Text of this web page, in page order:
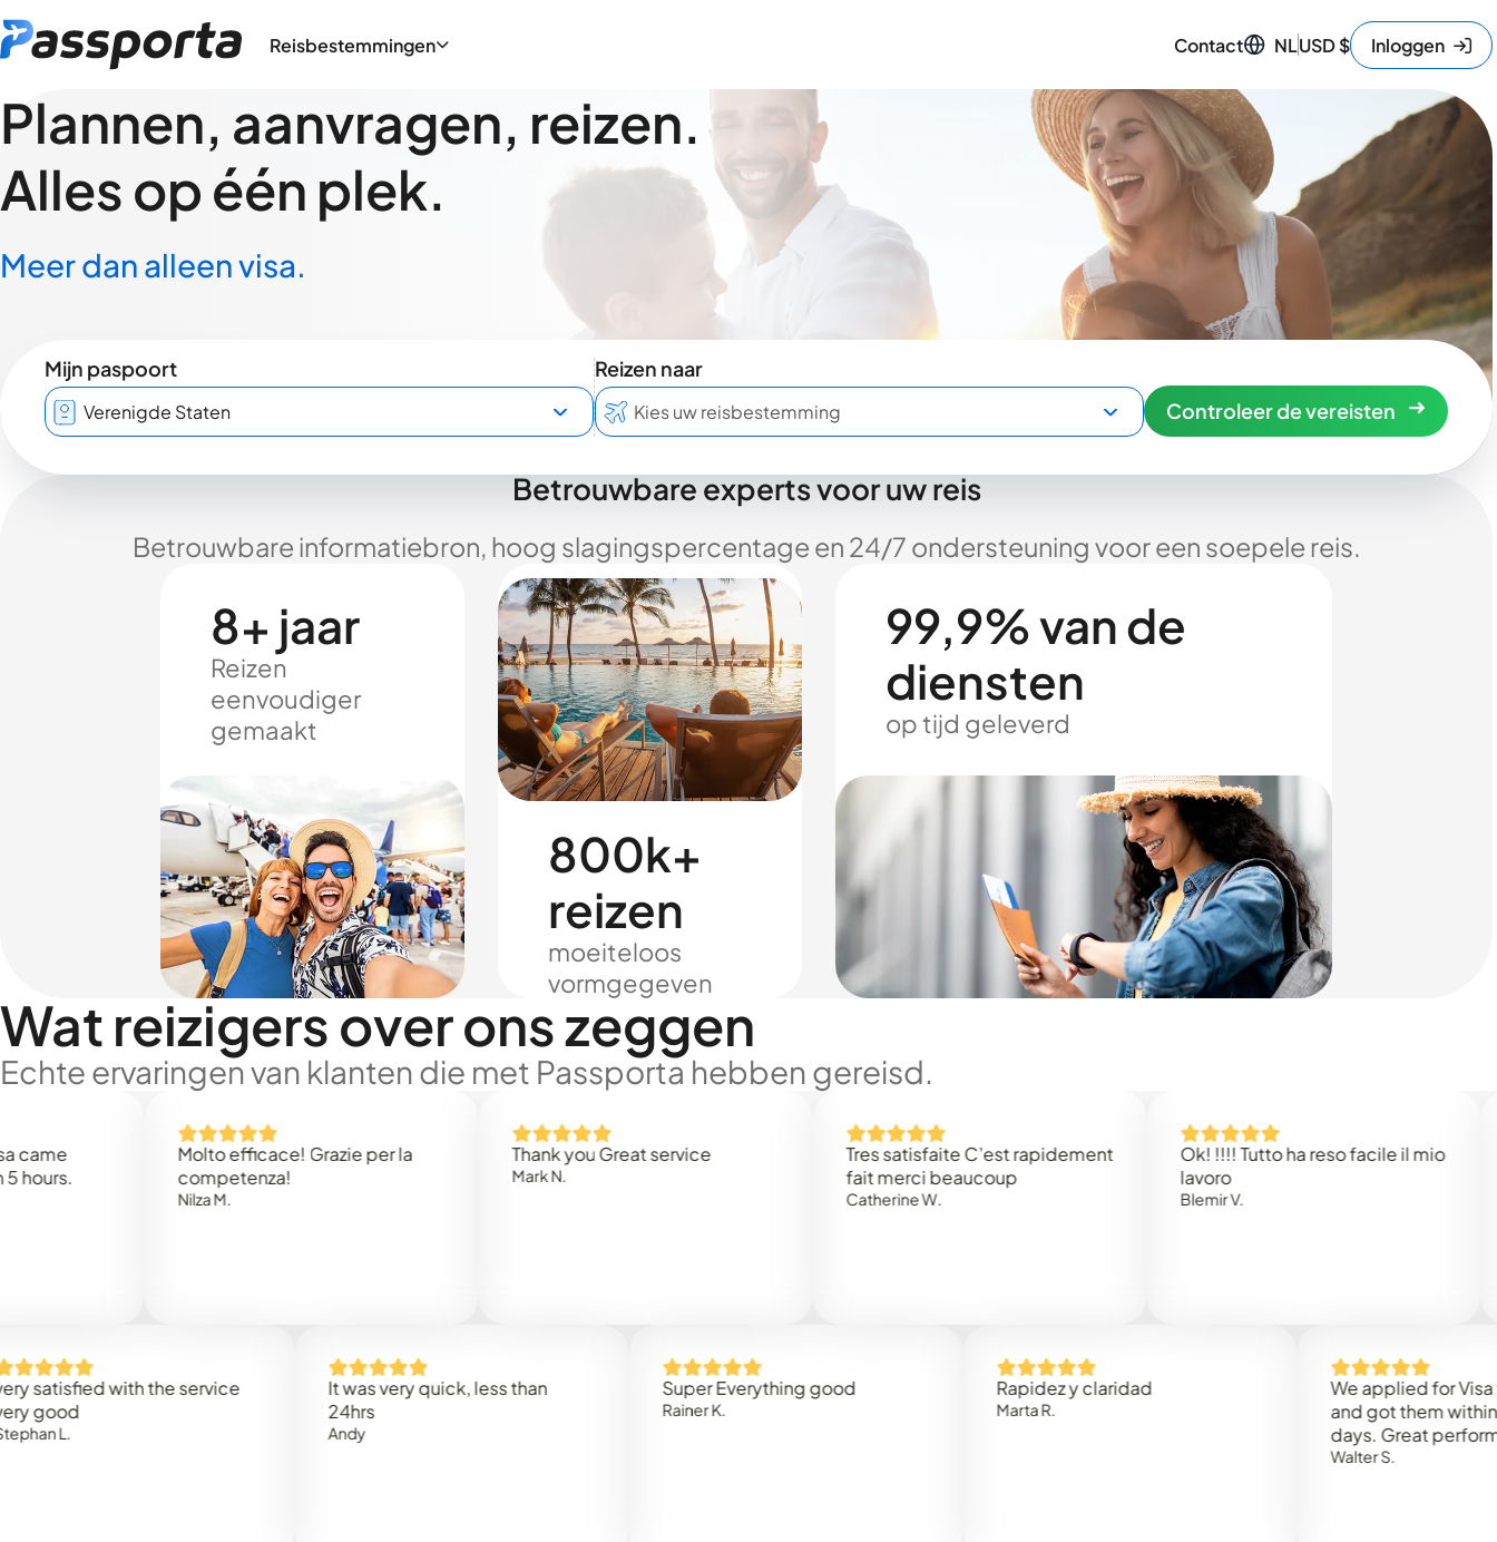
Reisbestemmingen Contact NLUSD$ Inloggen
Plannen, aanvragen, reizen.
Alles op één plek.
Meer dan alleen visa.
Mijn paspoort
Reizen naar
Controleer de vereisten
Betrouwbare experts voor uw reis
Betrouwbare informatiebron, hoog slagingspercentage en 24/7 ondersteuning voor een soepele reis.
8+ jaar
Reizen
eenvoudiger
gemaakt
800k+
reizen
moeiteloos
vormgegeven
99,9% van de
diensten
op tijd geleverd
Wat reizigers over ons zeggen
Echte ervaringen van klanten die met Passporta hebben gereisd.
Molto efficace! Grazie per la
competenza!
Thank you Great service
Tres satisfaite C’est rapidement
fait merci beaucoup
Catherine W.
Ok! !!!! Tutto ha reso facile il mio
Blemir V.
with the service
It was very quick, less than
Super Everything good
Rainer K.
Rapidez y claridad
We applied for Visa to
and got them within 3
days. Great performance!
Walter S.